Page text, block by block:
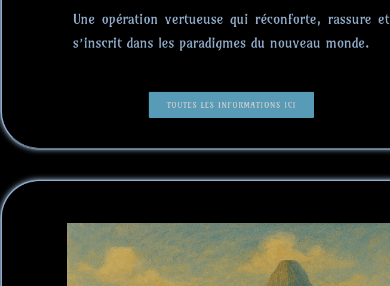
Une opération vertueuse qui réconforte, rassure et
s’inscrit dans les paradigmes du nouveau monde.
TOUTES LES INFORMATIONS ICI